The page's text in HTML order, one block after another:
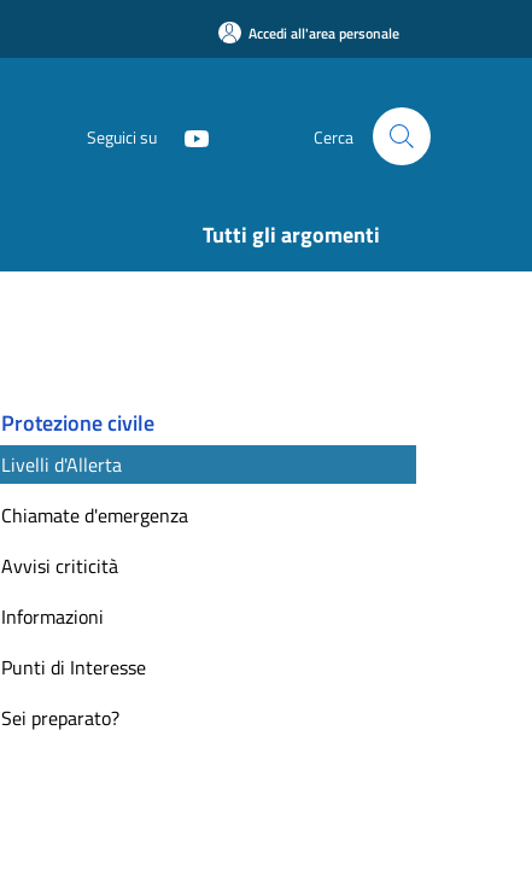
Accedi all'area personale
Seguici su Cerca
Tutti gli argomenti
Protezione civile
Livelli d'Allerta
Chiamate d'emergenza
Avvisi criticità
Informazioni
Punti di Interesse
Sei preparato?